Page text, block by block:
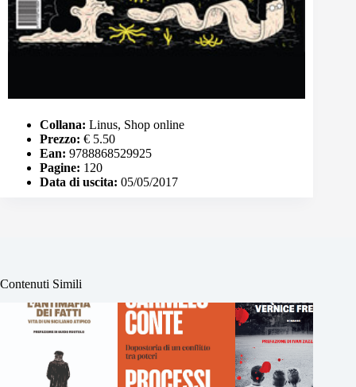
Collana: Linus, Shop online
Prezzo: € 5.50
Ean: 9788868529925
Pagine: 120
Data di uscita: 05/05/2017
Contenuti Simili